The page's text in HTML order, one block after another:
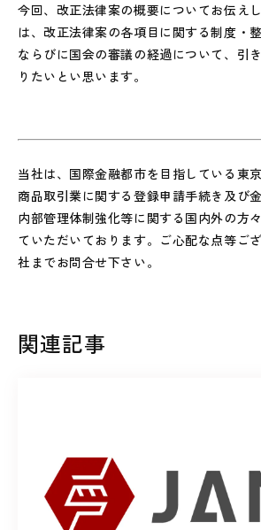
今回、改正法律案の概要についてお伝え
は、改正法律案の各項目に関する制度・
ならびに国会の審議の経過について、引
りたいとい思います。
当社は、国際金融都市を目指している東
商品取引業に関する登録申請手続き及び
内部管理体制強化等に関する国内外の方
ていただいております。ご心配な点等ご
社までお問合せ下さい。
関連記事